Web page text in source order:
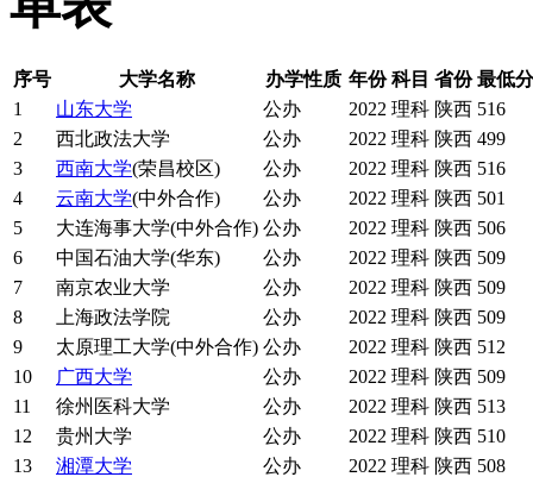
序号 大学名称 办学性质 年份 科目 省份 最低
1
山东大学 公办 2022 理科 陕西 516
2
西北政法大学 公办 2022 理科 陕西 499
3
西南大学(荣昌校区) 公办 2022 理科 陕西 516
4
云南大学(中外合作) 公办 2022 理科 陕西 501
5
大连海事大学(中外合作) 公办 2022 理科 陕西 506
6
中国石油大学(华东) 公办 2022 理科 陕西 509
7
南京农业大学 公办 2022 理科 陕西 509
8
上海政法学院 公办 2022 理科 陕西 509
9
太原理工大学(中外合作) 公办 2022 理科 陕西 512
10
广西大学 公办 2022 理科 陕西 509
11
徐州医科大学 公办 2022 理科 陕西 513
12
贵州大学 公办 2022 理科 陕西 510
13
湘潭大学 公办 2022 理科 陕西 508